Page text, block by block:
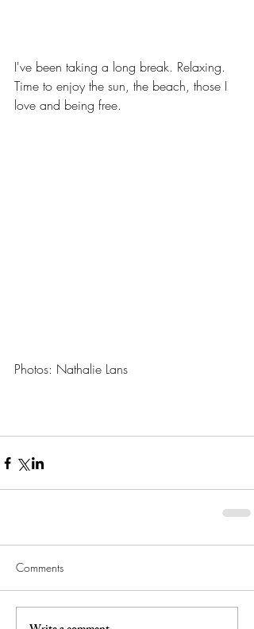
I've been taking a long break. Relaxing.
Time to enjoy the sun, the beach, those I
love and being free.
Photos: Nathalie Lans
Comments